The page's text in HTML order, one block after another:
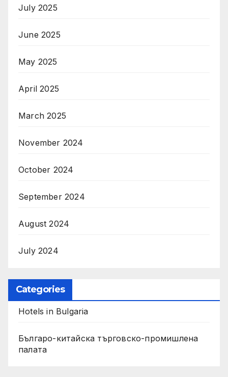
July 2025
June 2025
May 2025
April 2025
March 2025
November 2024
October 2024
September 2024
August 2024
July 2024
Categories
Hotels in Bulgaria
Българо-китайска търговско-промишлена
палата